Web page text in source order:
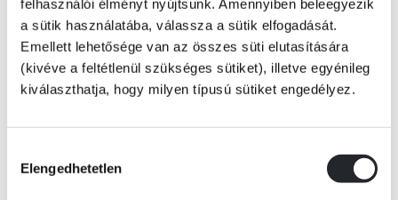
felhasználói élményt nyújtsunk. Amennyiben beleegyezik
a sütik használatába, válassza a sütik elfogadását.
Emellett lehetősége van az összes süti elutasítására
(kivéve a feltétlenül szükséges sütiket), illetve egyénileg
kiválaszthatja, hogy milyen típusú sütiket engedélyez.
kiválasztása
Elengedhetetlen